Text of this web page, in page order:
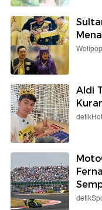
Wolipop
Aldi
detikHot